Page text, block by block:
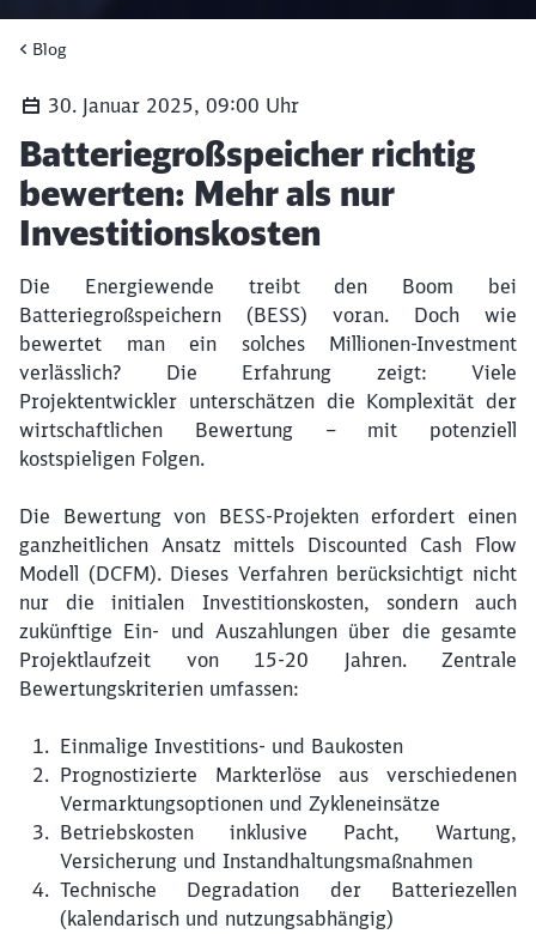
Blog
30. Januar 2025, 09:00 Uhr
Artikel:
Batteriegroßspeicher richtig
bewerten: Mehr als nur
Investitionskosten
Die Energiewende treibt den Boom bei
Batteriegroßspeichern (BESS) voran. Doch wie
bewertet man ein solches Millionen-Investment
verlässlich? Die Erfahrung zeigt: Viele
Projektentwickler unterschätzen die Komplexität der
wirtschaftlichen Bewertung – mit potenziell
kostspieligen Folgen.
Die Bewertung von BESS-Projekten erfordert einen
ganzheitlichen Ansatz mittels Discounted Cash Flow
Modell (DCFM). Dieses Verfahren berücksichtigt nicht
nur die initialen Investitionskosten, sondern auch
zukünftige Ein- und Auszahlungen über die gesamte
Projektlaufzeit von 15-20 Jahren. Zentrale
Bewertungskriterien umfassen:
Einmalige Investitions- und Baukosten
Prognostizierte Markterlöse aus verschiedenen
Vermarktungsoptionen und Zykleneinsätze
Betriebskosten inklusive Pacht, Wartung,
Versicherung und Instandhaltungsmaßnahmen
Technische Degradation der Batteriezellen
(kalendarisch und nutzungsabhängig)